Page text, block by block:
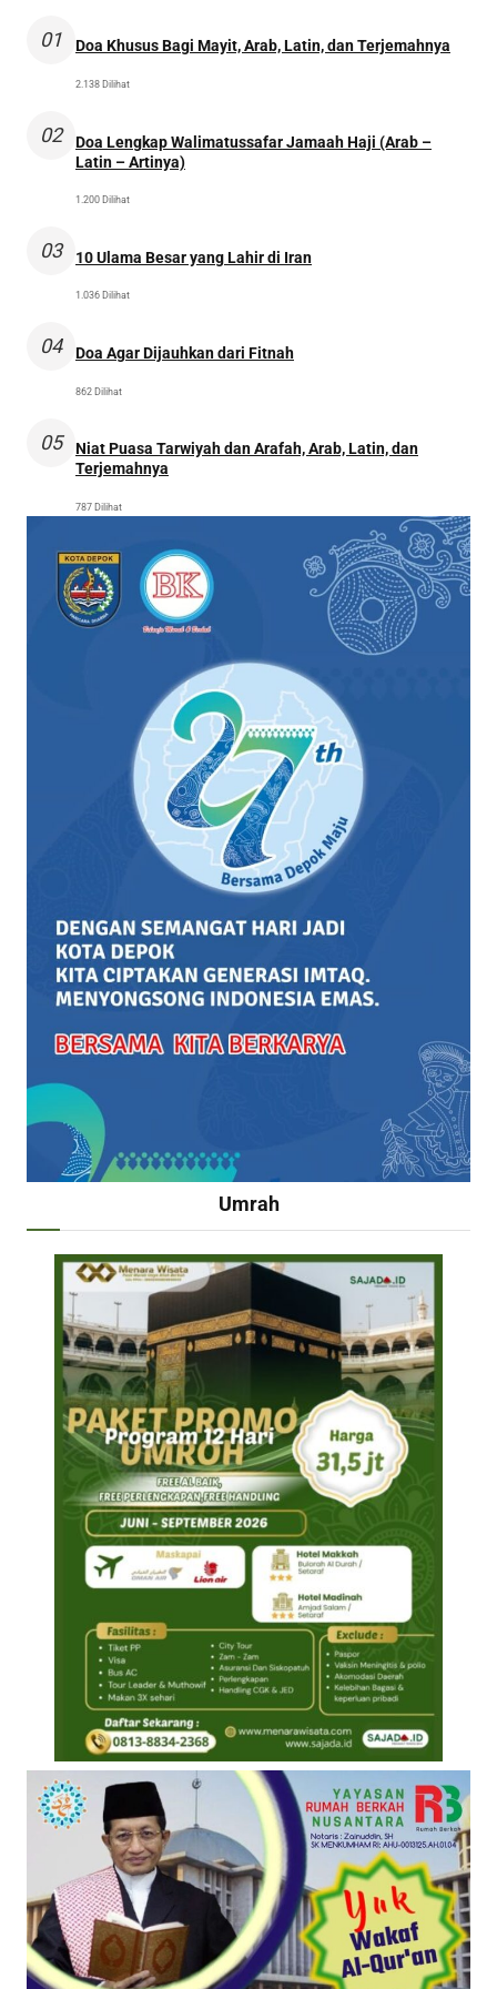
01 Doa Khusus Bagi Mayit, Arab, Latin, dan Terjemahnya
2.138 Dilihat
02
Doa Lengkap Walimatussafar Jamaah Haji (Arab –
Latin – Artinya)
1.200 Dilihat
03 10 Ulama Besar yang Lahir di Iran
1.036 Dilihat
04 Doa Agar Dijauhkan dari Fitnah
862 Dilihat
05
Niat Puasa Tarwiyah dan Arafah, Arab, Latin, dan
Terjemahnya
787 Dilihat
Umrah